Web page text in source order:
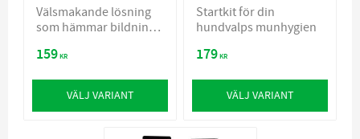
Välsmakande lösning
som hämmar bildning
andedräkt
159KR
VÄLJ VARIANT
Startkit för din
hundvalps munhygien
179KR
VÄLJ VARIANT